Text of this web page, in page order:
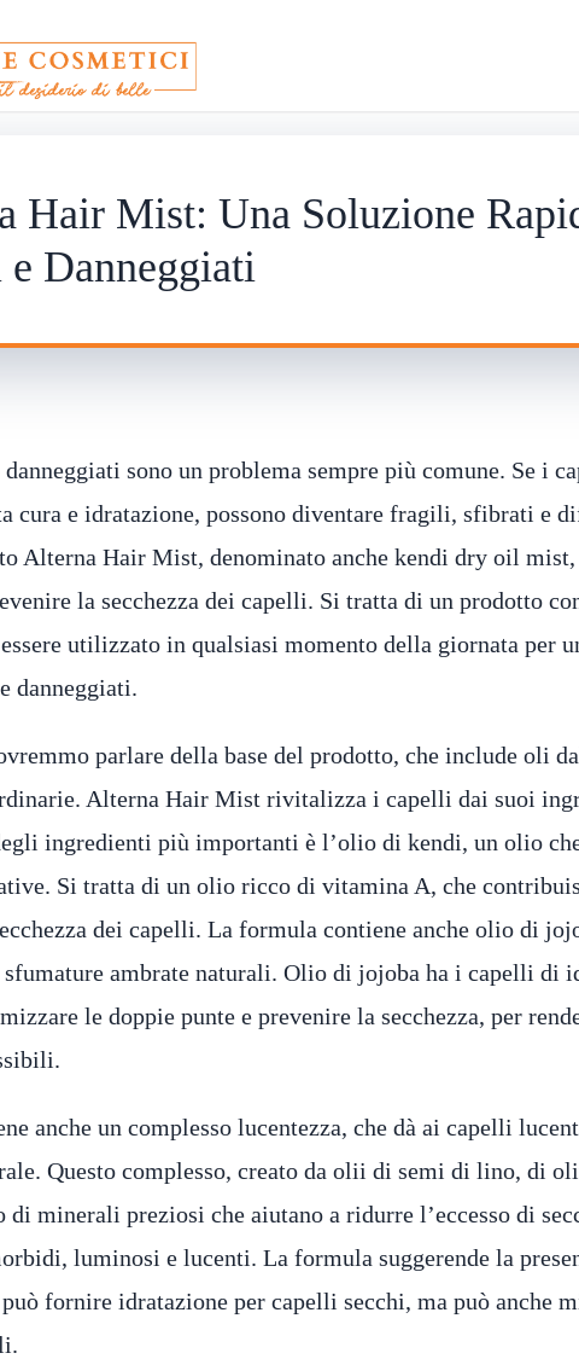
Hair Mist: Una Soluzione
e Danneggiati
sono un problema sempre più comune. Se i
cura e idratazione, possono diventare fragili, sfibrati e
Alterna Hair Mist, denominato anche kendi dry oil mist,
la secchezza dei capelli. Si tratta di un prodotto
utilizzato in qualsiasi momento della giornata per
danneggiati.
parlare della base del prodotto, che include oli
Alterna Hair Mist rivitalizza i capelli dai suoi
ingredienti più importanti è l’olio di kendi, un olio
Si tratta di un olio ricco di vitamina A, che
dei capelli. La formula contiene anche olio di
sfumature ambrate naturali. Olio di jojoba ha i capelli di
le doppie punte e prevenire la secchezza, per
anche un complesso lucentezza, che dà ai capelli
Questo complesso, creato da olii di semi di lino, di
di minerali preziosi che aiutano a ridurre l’eccesso di
luminosi e lucenti. La formula suggerende la
può fornire idratazione per capelli secchi, ma può anche